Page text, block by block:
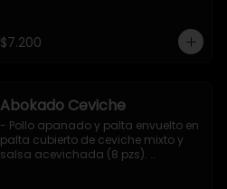
$7.200
Abokado Ceviche
- Pollo apanado y palta envuelto en
palta cubierto de ceviche mixto y
salsa acevichada (8 pzs).